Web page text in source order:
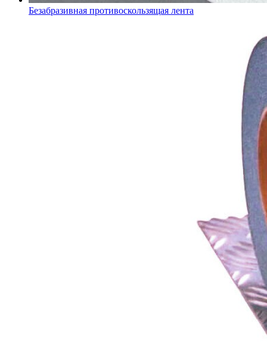
Безабразивная противоскользящая лента